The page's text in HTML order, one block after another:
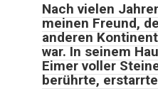
Nach vielen
meinen Freund,
anderen
war. In seinem
Eimer voller
berührte,